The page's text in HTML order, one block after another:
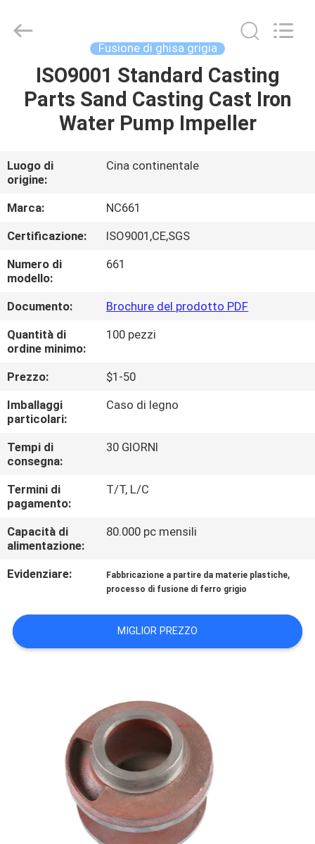
CASA.
PRODOTTI
VIDEO
SU
DI
NOI
VISITA
ALLA
FABBRICA
CONTROLLO
DELLA
QUALITÀ
CONTATTACI
NOTIZIE
CHIEDI UN
PREVENTIVO
MAPPA
POLITICA
PRIVACY
Foundry
CO.,LTD.
Fusione di ghisa grigia
ISO9001 Standard Casting
Parts Sand Casting Cast Iron
Water Pump Impeller
Luogo di
origine:
Cina continentale
Marca:
NC661
Certificazione:
ISO9001,CE,SGS
Numero di
modello:
661
Documento:
Brochure del prodotto PDF
Quantità di
ordine minimo:
100 pezzi
Prezzo:
$1-50
Imballaggi
particolari:
Caso di legno
Tempi di
consegna:
30 GIORNI
Termini di
pagamento:
T/T, L/C
Capacità di
alimentazione:
80.000 pc mensili
Evidenziare: Fabbricazione a partire da materie plastiche,
processo di fusione di ferro grigio
MIGLIOR PREZZO